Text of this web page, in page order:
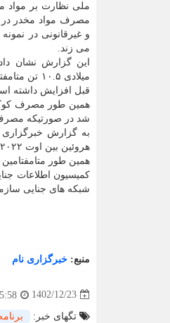
ملی نظارت بر مواد
و غیرقانونی در
می زند.
قبل افزایش داشته
شد در صورتیکه مصرف هروئین
هروئین بین اوت ۲۰۲۲ تا اوت ۲۰۲۳ توسط استرالیایی ها مصرف شده است.
همین طور متامفتامین حدود ۸۵ درصد از هزینه هایی که صرف خرید این مخدرها می
کمیسیون اطلاعات
شبکه های جنایی
منبع: خبرگزاری نام
1402/12/23
تگهای خبر: